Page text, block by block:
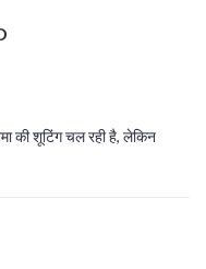
की शूटिंग चल रही है, लेकिन